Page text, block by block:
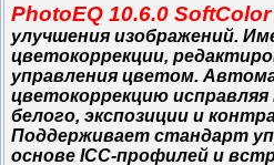
PhotoEQ 10.6.0
улучшения изображений.
цветокоррекции,
управления цветом.
цветокоррекцию
белого, экспозиции и
Поддерживает стандарт
основе ICC-профилей и